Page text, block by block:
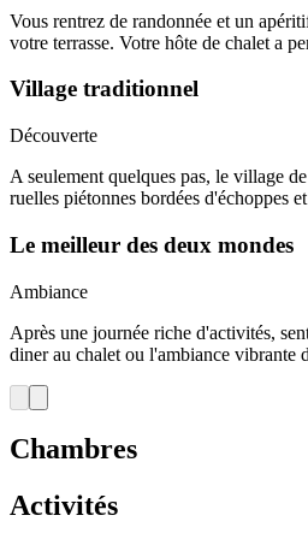
Vous rentrez de randonnée et un
votre terrasse. Votre hôte de chalet a
Village traditionnel
Découverte
A seulement quelques pas, le village
ruelles piétonnes bordées d'échoppes
Le meilleur des deux mondes
Ambiance
Après une journée riche d'activités,
diner au chalet ou l'ambiance vibrante
Chambres
Activités